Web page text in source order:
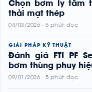
Chọn bơm ly tâm
thải mạt thép
04/03/2026 · 5 phút đọc
GIẢI PHÁP KỸ THUẬT
Đánh giá FTI PF
bơm thùng phuy
09/01/2026 · 5 phút đọc